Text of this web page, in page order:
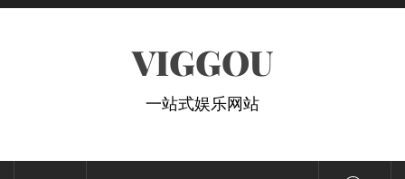
VIGGOU
一站式娱乐网站